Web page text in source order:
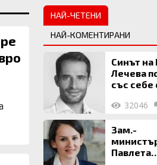
НАЙ-ЧЕТЕНИ
НАЙ-КОМЕНТИРАНИ
Синът на
Лечева
със себе
млн.32046
Зам.-
Павлета